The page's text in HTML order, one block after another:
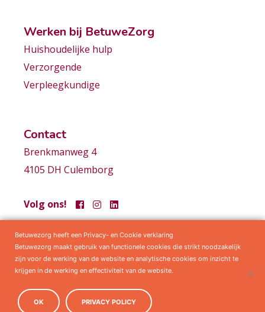
Werken bij BetuweZorg
Huishoudelijke hulp
Verzorgende
Verpleegkundige
Contact
Brenkmanweg 4
4105 DH Culemborg
Volg ons!
Samenwerkingen Privacy statement Algemene voorwaarden
Betuwezorg heeft een Privacy- en Cookie verklaring
Betuwezorg maakt gebruik van functionele cookies die strikt noodzakelijk
zijn voor de werking van de website en analytische cookies om inzicht te
krijgen in de werking en effectiviteit van de website.
OK PRIVACY POLICY